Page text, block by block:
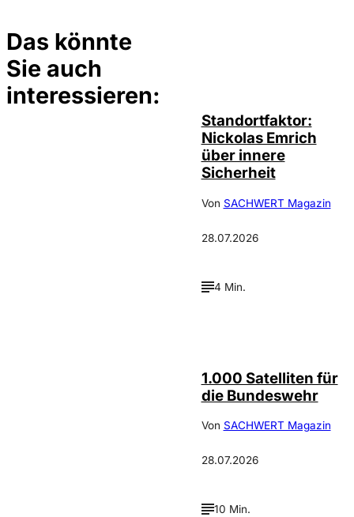
Das könnte
Sie auch
interessieren:
Standortfaktor:
Nickolas Emrich
über innere
Sicherheit
Von SACHWERT Magazin
28.07.2026
4 Min.
1.000 Satelliten für
die Bundeswehr
Von SACHWERT Magazin
28.07.2026
10 Min.